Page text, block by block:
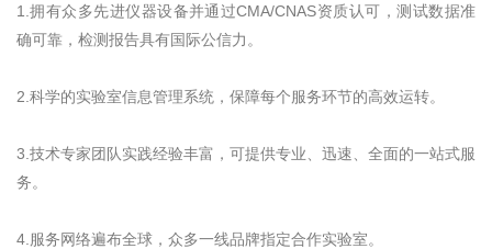
1.拥有众多先进仪器设备并通过CMA/CNAS资质认可，测试数据准
确可靠，检测报告具有国际公信力。
2.科学的实验室信息管理系统，保障每个服务环节的高效运转。
3.技术专家团队实践经验丰富，可提供专业、迅速、全面的一站式服
务。
4.服务网络遍布全球，众多一线品牌指定合作实验室。